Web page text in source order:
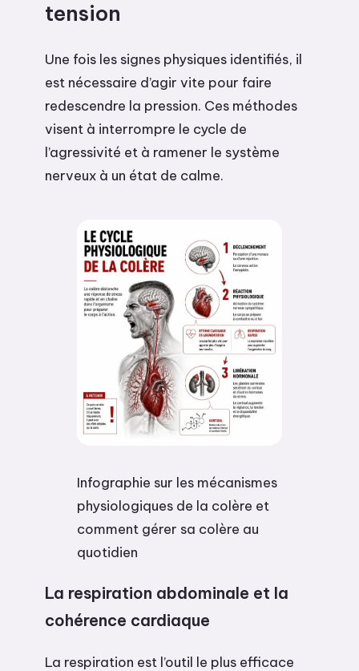
tension
Une fois les signes physiques identifiés, il
est nécessaire d’agir vite pour faire
redescendre la pression. Ces méthodes
visent à interrompre le cycle de
l’agressivité et à ramener le système
nerveux à un état de calme.
Infographie sur les mécanismes
physiologiques de la colère et
comment gérer sa colère au
quotidien
La respiration abdominale et la
cohérence cardiaque
La respiration est l’outil le plus efficace